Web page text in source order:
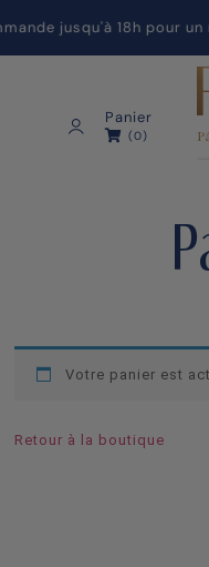
jusqu'à 18h
Panier
(0)
Votre panier est
Retour à la boutique